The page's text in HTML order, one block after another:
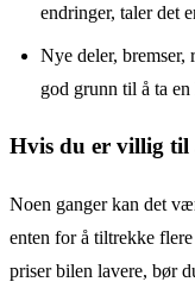
endringer, taler det
Nye deler, bremser,
god grunn til å ta en
Hvis du er villig til
Noen ganger kan det
enten for å tiltrekke
priser bilen lavere, bør